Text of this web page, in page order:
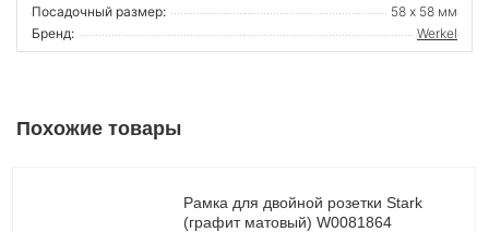
Посадочный размер:
58 х 58 мм
Бренд:
Werkel
Похожие товары
Рамка для двойной розетки Stark
(графит матовый) W0081864